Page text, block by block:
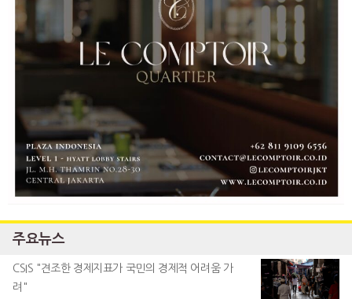
주요뉴스
CSIS "견조한 경제지표가 국민의 경제적 어려움 가
려"